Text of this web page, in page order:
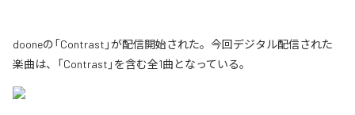
dooneの「Contrast」が配信開始された。今回デジタル配信された
楽曲は、「Contrast」を含む全1曲となっている。